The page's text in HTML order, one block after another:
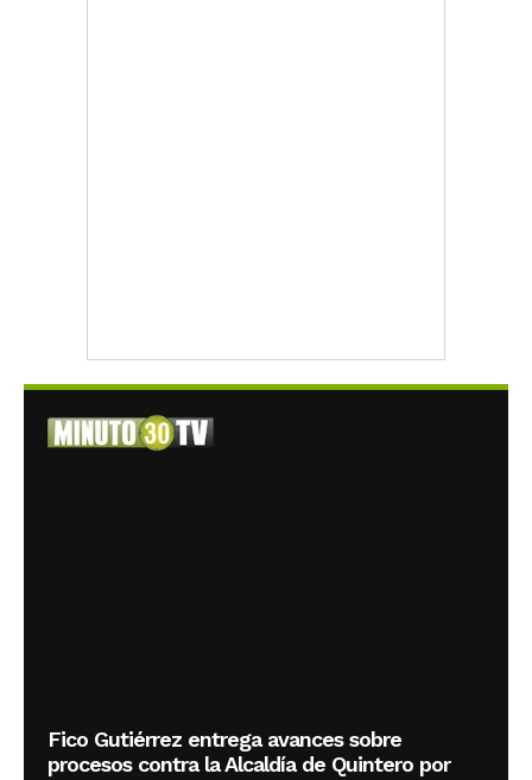
Fico Gutiérrez entrega avances sobre
procesos contra la Alcaldía de Quintero por